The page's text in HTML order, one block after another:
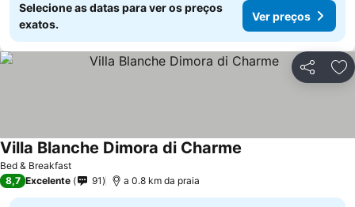
Selecione as datas para ver os preços
exatos.
Ver preços
Partilhar
Bed & Breakfast
Villa Blanche Dimora di Charme
8,7 Excelente 91 a 0.8 km da praia